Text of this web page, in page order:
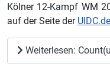
Kölner 12-Kampf WM
auf der Seite der
Weiterlesen: